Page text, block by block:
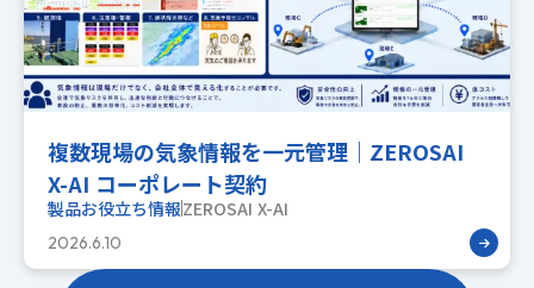
複数現場の気象情報を一元管理｜ZEROSAI
X-AI コーポレート契約
製品お役立ち情報ZEROSAI X-AI
2026.6.10